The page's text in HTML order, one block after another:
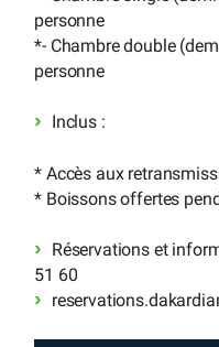
personne
*- Chambre double
personne
Inclus :
* Accès aux
* Boissons offertes
Réservations et
51 60